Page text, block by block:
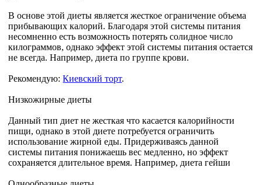
В основе этой диеты является жесткое ограничение объема
прибывающих калорий. Благодаря этой системы питания
несомненно есть возможность потерять солидное число
килограммов, однако эффект этой системы питания остается
не всегда. Например, диета по группе крови.
Рекомендую:Киевский торт.
Низкожирные диеты
Данный тип диет не жесткая что касается калорийности
пищи, однако в этой диете потребуется ограничить
использование жирной еды. Придерживаясь данной
системы питания понижаешь вес медленно, но эффект
сохраняется длительное время. Например, диета гейши